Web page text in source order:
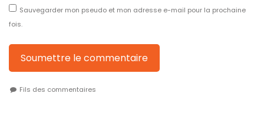
Sauvegarder mon pseudo et mon adresse e-mail pour la prochaine
fois.
Soumettre le commentaire
Fils des commentaires